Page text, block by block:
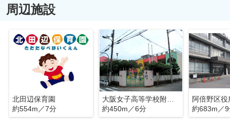
周辺施設
北田辺保育園
約554m／7分
大阪女子高等学校附属朝陽幼稚園
約450m／6分
阿倍野区役
約683m／